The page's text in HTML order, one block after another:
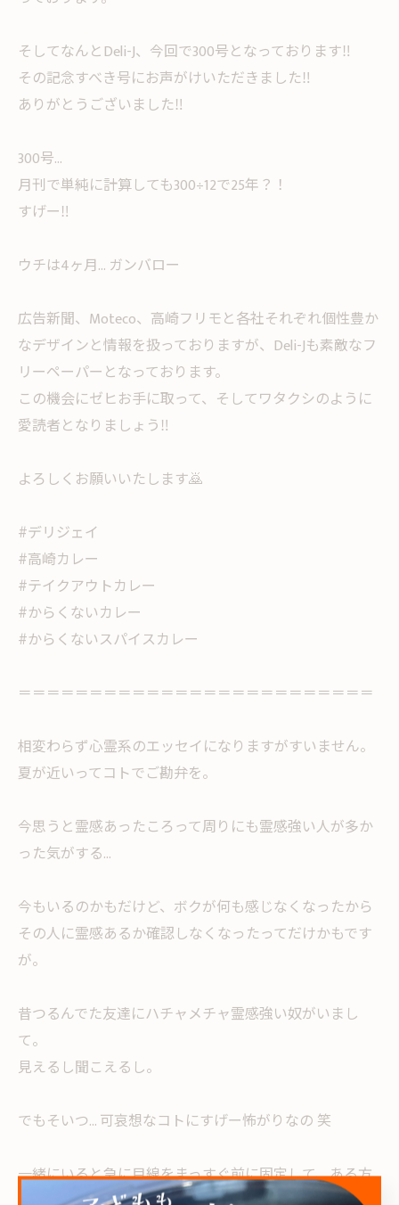
そしてなんとDeli-J、今回で300号となっております‼︎
その記念すべき号にお声がけいただきました‼︎
ありがとうございました‼︎
300号...
月刊で単純に計算しても300÷12で25年？！
すげー‼︎
ウチは4ヶ月... ガンバロー
広告新聞、Moteco、高崎フリモと各社それぞれ個性豊か
なデザインと情報を扱っておりますが、Deli-Jも素敵なフ
リーペーパーとなっております。
この機会にゼヒお手に取って、そしてワタクシのように
愛読者となりましょう‼︎
よろしくお願いいたします🙇
#デリジェイ
#高崎カレー
#テイクアウトカレー
#からくないカレー
#からくないスパイスカレー
＝＝＝＝＝＝＝＝＝＝＝＝＝＝＝＝＝＝＝＝＝＝＝＝＝
相変わらず心霊系のエッセイになりますがすいません。
夏が近いってコトでご勘弁を。
今思うと霊感あったころって周りにも霊感強い人が多か
った気がする...
今もいるのかもだけど、ボクが何も感じなくなったから
その人に霊感あるか確認しなくなったってだけかもです
が。
昔つるんでた友達にハチャメチャ霊感強い奴がいまし
て。
見えるし聞こえるし。
でもそいつ... 可哀想なコトにすげー怖がりなの 笑
一緒にいると急に目線をまっすぐ前に固定して、ある方